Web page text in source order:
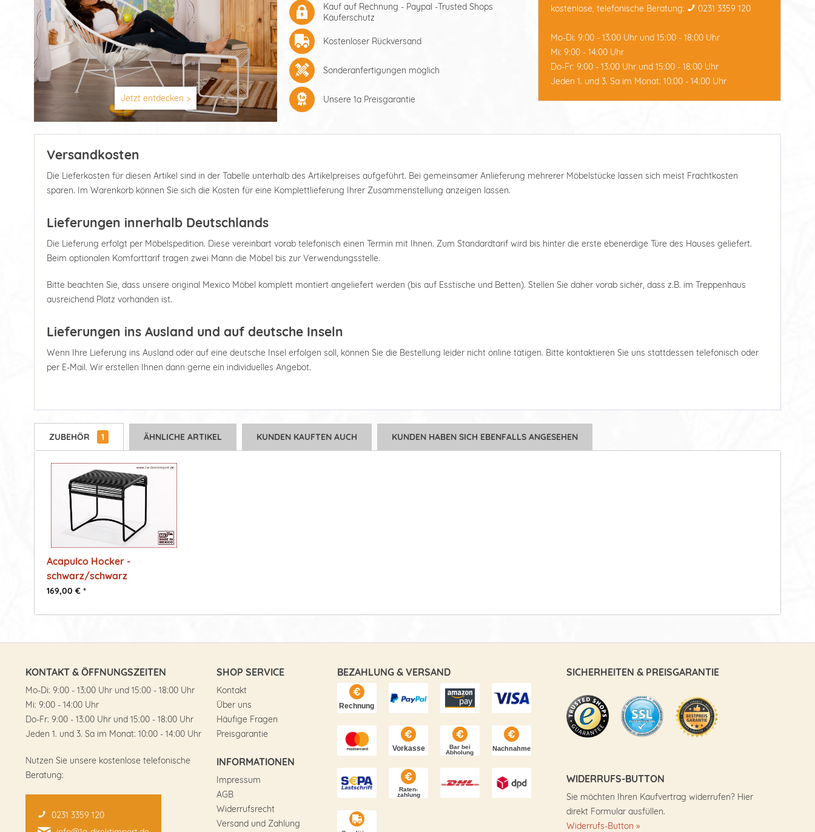
Jetzt entdecken >
Kauf auf Rechnung - Paypal -Trusted Shops
Käuferschutz
Kostenloser Rückversand
Sonderanfertigungen möglich
Unsere 1a Preisgarantie
kostenlose, telefonische Beratung:
0231 3359 120
Mo-Di: 9:00 - 13:00 Uhr und 15:00 - 18:00 Uhr
Mi: 9:00 - 14:00 Uhr
Do-Fr: 9:00 - 13:00 Uhr und 15:00 - 18:00 Uhr
Jeden 1. und 3. Sa im Monat: 10:00 - 14:00 Uhr
Versandkosten
Die Lieferkosten für diesen Artikel sind in der Tabelle unterhalb des Artikelpreises aufgeführt. Bei gemeinsamer Anlieferung mehrerer Möbelstücke lassen sich meist Frachtkosten
sparen. Im Warenkorb können Sie sich die Kosten für eine Komplettlieferung Ihrer Zusammenstellung anzeigen lassen.
Lieferungen innerhalb Deutschlands
Die Lieferung erfolgt per Möbelspedition. Diese vereinbart vorab telefonisch einen Termin mit Ihnen. Zum Standardtarif wird bis hinter die erste ebenerdige Türe des Hauses geliefert.
Beim optionalen Komforttarif tragen zwei Mann die Möbel bis zur Verwendungsstelle.
Bitte beachten Sie, dass unsere original Mexico Möbel komplett montiert angeliefert werden (bis auf Esstische und Betten). Stellen Sie daher vorab sicher, dass z.B. im Treppenhaus
ausreichend Platz vorhanden ist.
Lieferungen ins Ausland und auf deutsche Inseln
Wenn Ihre Lieferung ins Ausland oder auf eine deutsche Insel erfolgen soll, können Sie die Bestellung leider nicht online tätigen. Bitte kontaktieren Sie uns stattdessen telefonisch oder
per E-Mail. Wir erstellen Ihnen dann gerne ein individuelles Angebot.
ZUBEHÖR 1 ÄHNLICHE ARTIKEL KUNDEN KAUFTEN AUCH KUNDEN HABEN SICH EBENFALLS ANGESEHEN
Acapulco Hocker -
schwarz/schwarz
169,00 € *
KONTAKT & ÖFFNUNGSZEITEN
Mo-Di: 9:00 - 13:00 Uhr und 15:00 - 18:00 Uhr
Mi: 9:00 - 14:00 Uhr
Do-Fr: 9:00 - 13:00 Uhr und 15:00 - 18:00 Uhr
Jeden 1. und 3. Sa im Monat: 10:00 - 14:00 Uhr
Nutzen Sie unsere kostenlose telefonische
Beratung:
0231 3359 120
SHOP SERVICE
Kontakt
Über uns
Häufige Fragen
Preisgarantie
INFORMATIONEN
Impressum
AGB
Widerrufsrecht
Versand und Zahlung
BEZAHLUNG & VERSAND SICHERHEITEN & PREISGARANTIE
WIDERRUFS-BUTTON
Sie möchten Ihren Kaufvertrag widerrufen? Hier
direkt Formular ausfüllen.
Widerrufs-Button »